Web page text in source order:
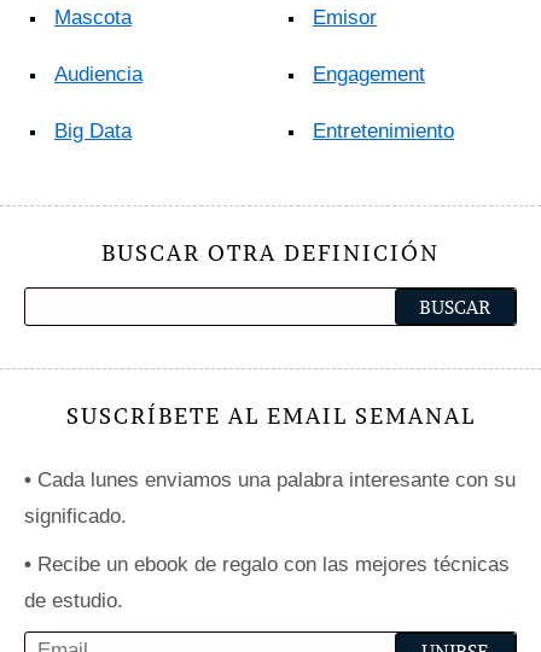
Mascota
Audiencia
Big Data
Emisor
Engagement
Entretenimiento
BUSCAR OTRA DEFINICIÓN
SUSCRÍBETE AL EMAIL SEMANAL
• Cada lunes enviamos una palabra interesante con su
significado.
• Recibe un ebook de regalo con las mejores técnicas
de estudio.